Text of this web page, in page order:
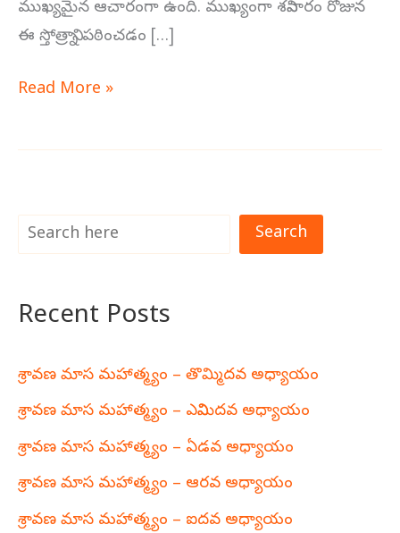
ముఖ్యమైన ఆచారంగా ఉంది. ముఖ్యంగా శనివారం రోజున
ఈ స్తోత్రాన్ని పఠించడం […]
Read More »
Search
Recent Posts
శ్రావణ మాస మహాత్మ్యం – తొమ్మిదవ అధ్యాయం
శ్రావణ మాస మహాత్మ్యం – ఎనిమిదవ అధ్యాయం
శ్రావణ మాస మహాత్మ్యం – ఏడవ అధ్యాయం
శ్రావణ మాస మహాత్మ్యం – ఆరవ అధ్యాయం
శ్రావణ మాస మహాత్మ్యం – ఐదవ అధ్యాయం